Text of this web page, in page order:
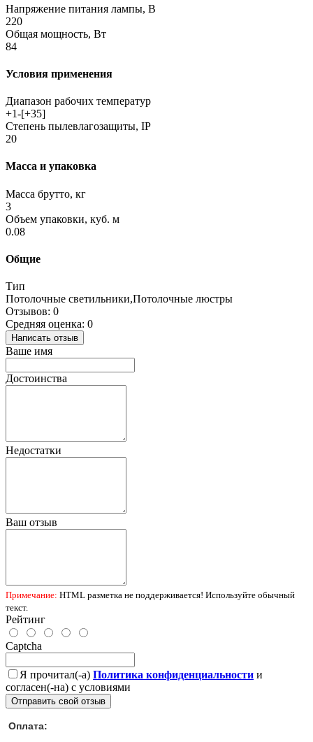
Напряжение питания лампы, В
220
Общая мощность, Вт
84
Условия применения
Диапазон рабочих температур
+1-[+35]
Степень пылевлагозащиты, IP
20
Масса и упаковка
Масса брутто, кг
3
Объем упаковки, куб. м
0.08
Общие
Тип
Потолочные светильники,Потолочные люстры
Отзывов: 0
Средняя оценка: 0
Написать отзыв
Ваше имя
Достоинства
Недостатки
Ваш отзыв
Примечание: HTML разметка не поддерживается! Используйте обычный
текст.
Рейтинг
Captcha
Я прочитал(-а) Политика конфиденциальности и
согласен(-на) с условиями
Отправить свой отзыв
Оплата: